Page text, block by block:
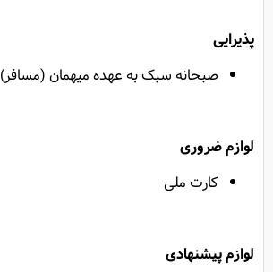
پذیرایی
صبحانه سبک به عهده میهمان (مسافر)
لوازم ضروری
کارت ملی
لوازم پیشنهادی